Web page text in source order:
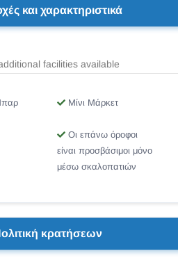
και χαρακτηριστικά
facilities available
Μίνι Μάρκετ
Οι επάνω όροφοι
είναι προσβάσιμοι μόνο
μέσω σκαλοπατιών
κρατήσεων